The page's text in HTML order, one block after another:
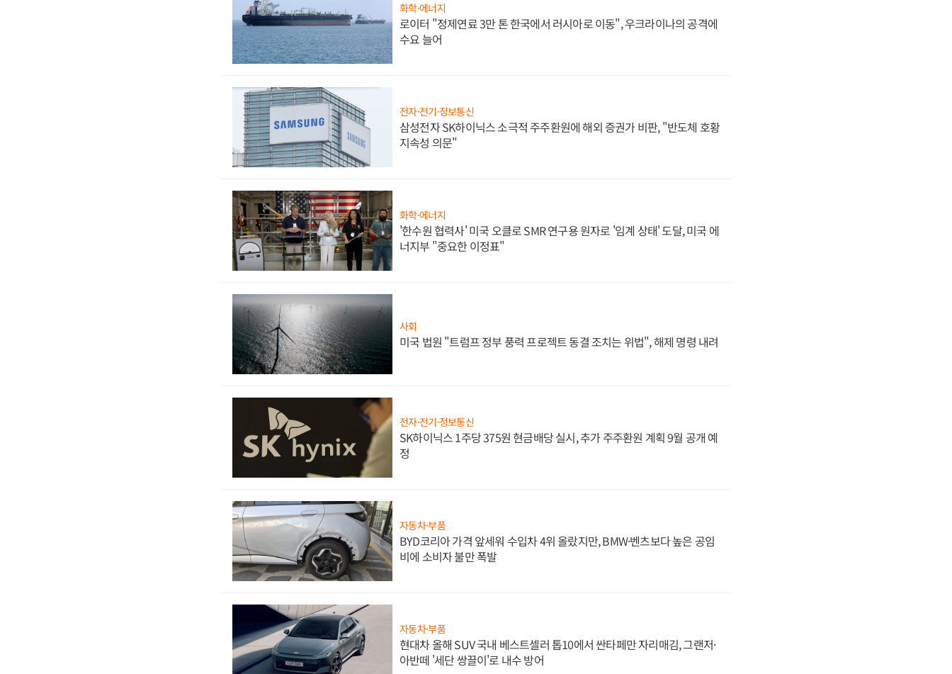
화학·에너지
로이터 "정제연료 3만 톤 한국에서 러시아로 이동", 우크라이나의 공격에
수요 늘어
전자·전기·정보통신
삼성전자 SK하이닉스 소극적 주주환원에 해외 증권가 비판, "반도체 호황
지속성 의문"
화학·에너지
'한수원 협력사' 미국 오클로 SMR 연구용 원자로 '임계 상태' 도달, 미국 에
너지부 "중요한 이정표"
사회
미국 법원 "트럼프 정부 풍력 프로젝트 동결 조치는 위법", 해제 명령 내려
전자·전기·정보통신
SK하이닉스 1주당 375원 현금배당 실시, 추가 주주환원 계획 9월 공개 예
정
자동차·부품
BYD코리아 가격 앞세워 수입차 4위 올랐지만, BMW·벤츠보다 높은 공임
비에 소비자 불만 폭발
자동차·부품
현대차 올해 SUV 국내 베스트셀러 톱10에서 싼타페만 자리매김, 그랜저·
아반떼 '세단 쌍끌이'로 내수 방어